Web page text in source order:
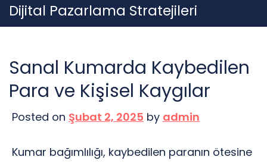
Skip
to
Dijital Pazarlama Stratejileri
Sanal Kumarda Kaybedilen
Para ve Kişisel Kaygılar
Posted on Şubat 2, 2025 by admin
Kumar bağımlılığı, kaybedilen paranın ötesine